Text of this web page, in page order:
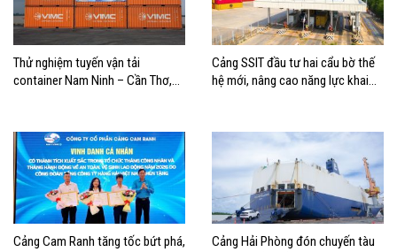
Thử nghiệm tuyến vận tải
container Nam Ninh – Cần Thơ,
Cảng SSIT đầu tư hai cẩu bờ thế
hệ mới, nâng cao năng lực khai
Cảng Cam Ranh tăng tốc bứt phá,
Cảng Hải Phòng đón chuyến tàu